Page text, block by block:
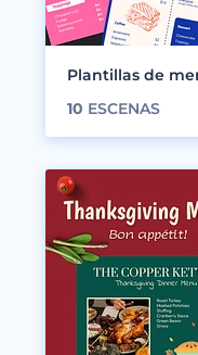
Plantillas de
10 ESCENAS